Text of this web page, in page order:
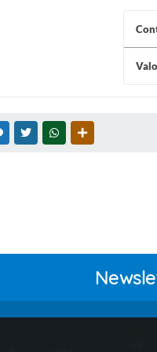
MESSENGER
TWITTERWHATSAPP